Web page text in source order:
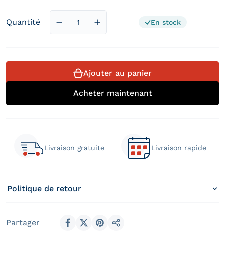
Quantité
Diminuer la quantité pour Matelas Visco
Augmenter la quantité pour
En stock
Ajouter au panier
Acheter maintenant
Livraison gratuite Livraison rapide
Politique de retour
Partager
Partager sur Facebook
Partager sur X
Épingler sur Pinterest
Partager